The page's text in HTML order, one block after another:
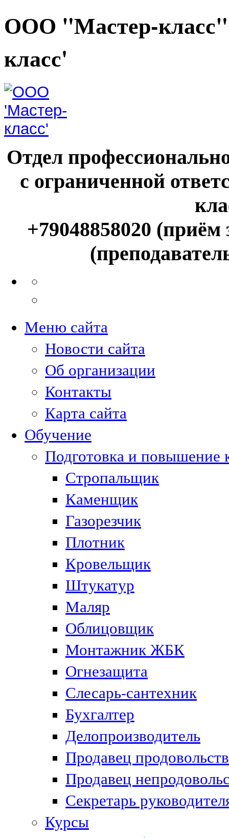
ООО "Мастер-
класс'
Отдел
с ограниченной
+79048858020 (приём
Меню сайта
Новости сайта
Об организации
Контакты
Карта сайта
Обучение
Подготовка и повышение
Стропальщик
Каменщик
Газорезчик
Плотник
Кровельщик
Штукатур
Маляр
Облицовщик
Монтажник ЖБК
Огнезащита
Слесарь-сантехник
Бухгалтер
Делопроизводитель
Продавец
Продавец
Секретарь
Курсы